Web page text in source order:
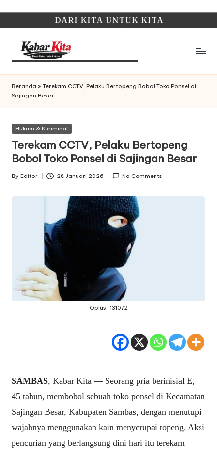
content
K
a
b
a
r
K
it
Beranda » Terekam CCTV, Pelaku Bertopeng Bobol Toko Ponsel di
Sajingan Besar
Posted
Hukum & Keriminal
Terekam CCTV, Pelaku Bertopeng
Bobol Toko Ponsel di Sajingan Besar
Posted
By Editor 28 Januari 2026 No Comments
Oplus_131072
SAMBAS, Kabar Kita — Seorang pria berinisial E,
45 tahun, membobol sebuah toko ponsel di Kecamatan
Sajingan Besar, Kabupaten Sambas, dengan menutupi
wajahnya menggunakan kain menyerupai topeng. Aksi
pencurian yang berlangsung dini hari itu terekam